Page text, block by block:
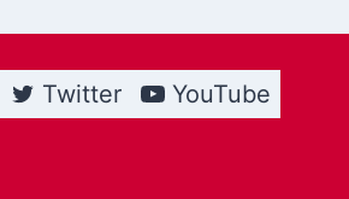
Twitter
YouTube